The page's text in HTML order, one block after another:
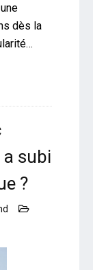
dès la
a subi
?